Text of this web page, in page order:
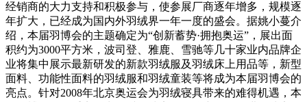
经销商的大力支持和积极参与，使参展厂商逐年增多，规模逐
年扩大，已经成为国内外羽绒界一年一度的盛会。据姚小蔓介
绍，本届羽博会的主题确定为“创新蓄势·拥抱奥运”，展出面
积约为3000平方米，波司登、雅鹿、雪驰等几十家业内品牌企
业将集中展示最新研发的新款羽绒服及羽绒床上用品等，新型
面料、功能性面料的羽绒服和羽绒童装等将成为本届羽博会的
亮点。针对2008年北京奥运会为羽绒寝具带来的难得机遇，本